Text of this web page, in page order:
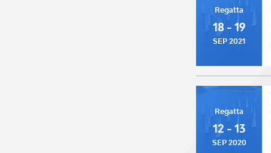
Regatta
18 - 19
SEP 2021
Regatta
12 - 13
SEP 2020